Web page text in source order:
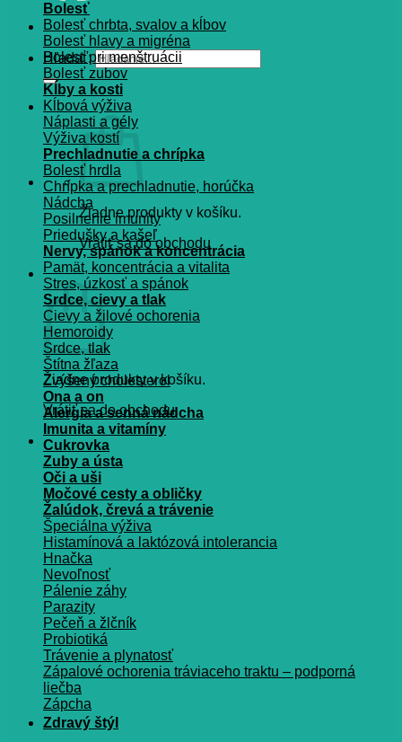
Hľadať:
Žiadne produkty v košíku.
Vrátiť sa do obchodu
Košík
Žiadne produkty v košíku.
Vrátiť sa do obchodu
Bolesť
Bolesť chrbta, svalov a kĺbov
Bolesť hlavy a migréna
Bolesť pri menštruácii
Bolesť zubov
Kĺby a kosti
Kĺbová výživa
Náplasti a gély
Výživa kostí
Prechladnutie a chrípka
Bolesť hrdla
Chrípka a prechladnutie, horúčka
Nádcha
Posilnenie imunity
Priedušky a kašeľ
Nervy, spánok a koncentrácia
Pamät, koncentrácia a vitalita
Stres, úzkosť a spánok
Srdce, cievy a tlak
Cievy a žilové ochorenia
Hemoroidy
Srdce, tlak
Štítna žľaza
Zvýšený cholesterol
Ona a on
Alergia a senná nádcha
Imunita a vitamíny
Cukrovka
Zuby a ústa
Oči a uši
Močové cesty a obličky
Žalúdok, črevá a trávenie
Špeciálna výživa
Histamínová a laktózová intolerancia
Hnačka
Nevoľnosť
Pálenie záhy
Parazity
Pečeň a žlčník
Probiotiká
Trávenie a plynatosť
Zápalové ochorenia tráviaceho traktu – podporná
liečba
Zápcha
Zdravý štýl